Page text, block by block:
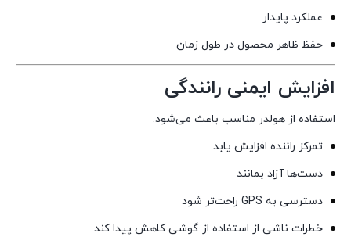
عملکرد پایدار
حفظ ظاهر محصول در طول زمان
افزایش ایمنی رانندگی
استفاده از هولدر مناسب باعث می‌شود:
تمرکز راننده افزایش یابد
دست‌ها آزاد بمانند
دسترسی به GPS راحت‌تر شود
خطرات ناشی از استفاده از گوشی کاهش پیدا کند